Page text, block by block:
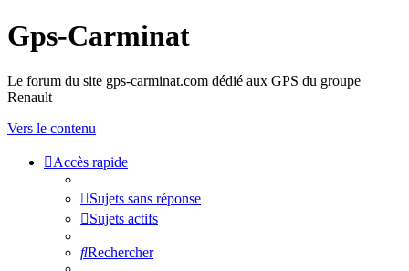
Gps-Carminat
Le forum du site gps-carminat.com dédié aux GPS du groupe
Renault
Vers le contenu
Accès rapide
Sujets sans réponse
Sujets actifs
Rechercher